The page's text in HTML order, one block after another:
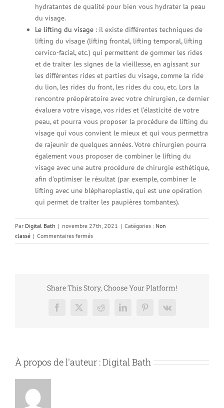
hydratantes de qualité pour bien vous hydrater la peau
du visage.
Le lifting du visage : il existe différentes techniques de
lifting du visage (lifting frontal, lifting temporal, lifting
cervico-facial, etc.) qui permettent de gommer les rides
et de traiter les signes de la vieillesse, en agissant sur
les différentes rides et parties du visage, comme la ride
du lion, les rides du front, les rides du cou, etc. Lors la
rencontre préopératoire avec votre chirurgien, ce dernier
évaluera votre visage, vos rides et l’élasticité de votre
peau, et pourra vous proposer la procédure de lifting du
visage qui vous convient le mieux et qui vous permettra
de rajeunir de quelques années. Votre chirurgien pourra
également vous proposer de combiner le lifting du
visage avec une autre procédure de chirurgie esthétique,
afin d’optimiser le résultat (par exemple, combiner le
lifting avec une blépharoplastie, qui est une opération
qui permet de traiter les paupières tombantes).
Par Digital Bath | novembre 27th, 2021 | Catégories : Non
classé | Commentaires ferméssur
Comment
la
du
Share This Story, Choose Your Platform!
Facebook
X RedditLinkedInPinterest
Vk
À propos de l'auteur :Digital Bath